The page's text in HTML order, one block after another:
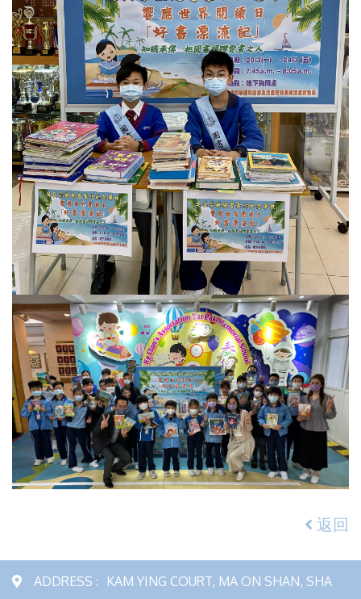
返回
ADDRESS : KAM YING COURT, MA ON SHAN, SHA